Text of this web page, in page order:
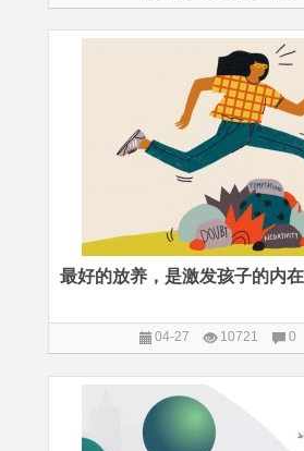
最好的放养，是激发孩子的内
04-27 10721 0